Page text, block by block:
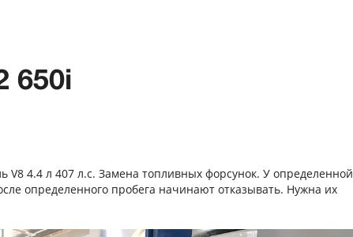
650i
V8 4.4 л 407 л.с. Замена топливных форсунок. У определенной
определенного пробега начинают отказывать. Нужна их